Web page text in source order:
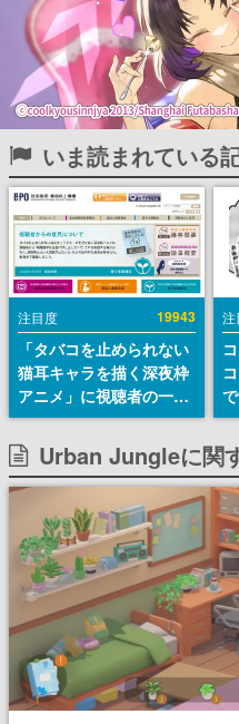
いま読まれている
注目度 19943
「タバコを止められない
猫耳キャラを描く深夜枠
アニメ」に視聴者の一部
から批判意見。違法薬物
の使用と思わしき描写も
含めて、BPOが議論を交
わす
注
Urban Jungleに関